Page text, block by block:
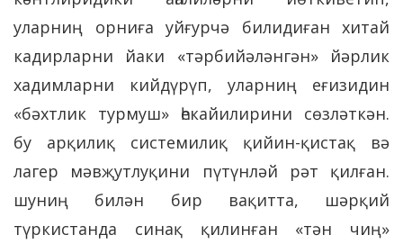
уларниң орниға уйғурчә билидиған хитай
кадирларни йаки «тәрбийәләнгән» йәрлик
хадимларни кийдүрүп, уларниң еғизидин
«бәхтлик турмуш» һекайилирини сөзләткән.
бу арқилиқ системилиқ қийин-қистақ вә
лагер мәвҗутлуқини пүтүнләй рәт қилған.
шуниң билән бир вақитта, шәрқий
түркистанда синақ қилинған «тән чиң»